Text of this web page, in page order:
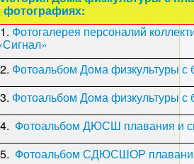
фотографиях:
Фотогалерея персоналий
Фотоальбом Дома физкультуры с
Фотоальбом Дома физкультуры с
Фотоальбом ДЮСШ плавания и
Фотоальбом СДЮСШОР